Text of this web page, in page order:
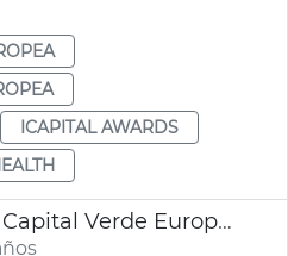
ICAPITAL AWARDS
València, finalista Capital Verde Europea 2024